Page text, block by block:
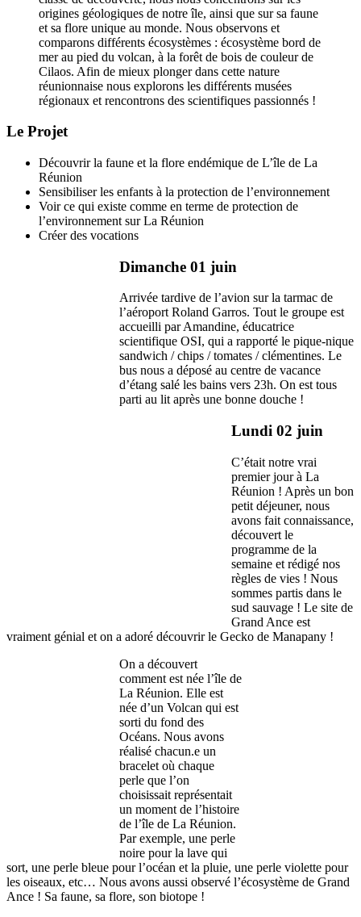
origines géologiques de notre île, ainsi que sur sa faune
et sa flore unique au monde. Nous observons et
comparons différents écosystèmes : écosystème bord de
mer au pied du volcan, à la forêt de bois de couleur de
Cilaos. Afin de mieux plonger dans cette nature
réunionnaise nous explorons les différents musées
régionaux et rencontrons des scientifiques passionnés !
Le Projet
Découvrir la faune et la flore endémique de L’île de La
Réunion
Sensibiliser les enfants à la protection de l’environnement
Voir ce qui existe comme en terme de protection de
l’environnement sur La Réunion
Créer des vocations
Dimanche 01 juin
Arrivée tardive de l’avion sur la tarmac de
l’aéroport Roland Garros. Tout le groupe est
accueilli par Amandine, éducatrice
scientifique OSI, qui a rapporté le pique-nique
sandwich / chips / tomates / clémentines. Le
bus nous a déposé au centre de vacance
d’étang salé les bains vers 23h. On est tous
parti au lit après une bonne douche !
Lundi 02 juin
C’était notre vrai
premier jour à La
Réunion ! Après un bon
petit déjeuner, nous
avons fait connaissance,
découvert le
programme de la
semaine et rédigé nos
règles de vies ! Nous
sommes partis dans le
sud sauvage ! Le site de
Grand Ance est
vraiment génial et on a adoré découvrir le Gecko de Manapany !
On a découvert
comment est née l’île de
La Réunion. Elle est
née d’un Volcan qui est
sorti du fond des
Océans. Nous avons
réalisé chacun.e un
bracelet où chaque
perle que l’on
choisissait représentait
un moment de l’histoire
de l’île de La Réunion.
Par exemple, une perle
noire pour la lave qui
sort, une perle bleue pour l’océan et la pluie, une perle violette pour
les oiseaux, etc… Nous avons aussi observé l’écosystème de Grand
Ance ! Sa faune, sa flore, son biotope !